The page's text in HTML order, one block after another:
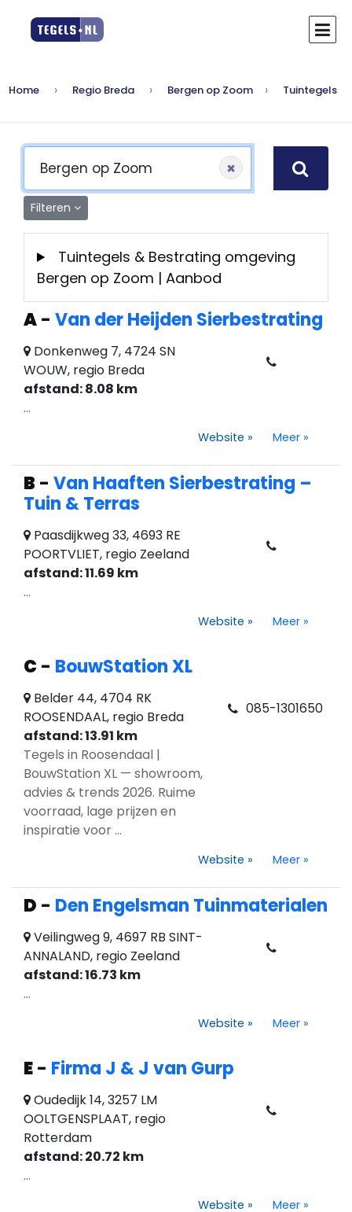
Home Regio Breda Bergen op Zoom Tuintegels
×
Filteren
Tuintegels & Bestrating omgeving
Bergen op Zoom | Aanbod
A- Van der Heijden Sierbestrating
Donkenweg 7, 4724 SN
WOUW, regio Breda
afstand: 8.08 km
...
Website » Meer »
B - Van Haaften Sierbestrating –
Tuin & Terras
Paasdijkweg 33, 4693 RE
POORTVLIET, regio Zeeland
afstand: 11.69 km
...
Website » Meer »
C - BouwStation XL
Belder 44, 4704 RK
ROOSENDAAL, regio Breda
afstand: 13.91 km
Tegels in Roosendaal |
BouwStation XL — showroom,
advies & trends 2026. Ruime
voorraad, lage prijzen en
inspiratie voor ...
085-1301650
Website » Meer »
D - Den Engelsman Tuinmaterialen
Veilingweg 9, 4697 RB SINT-
ANNALAND, regio Zeeland
afstand: 16.73 km
...
Website » Meer »
E- Firma J & J van Gurp
Oudedijk 14, 3257 LM
OOLTGENSPLAAT, regio
Rotterdam
afstand: 20.72 km
...
Website » Meer »